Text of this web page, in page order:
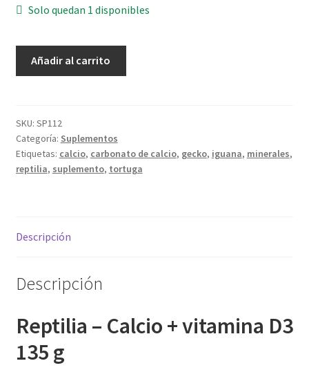
Solo quedan 1 disponibles
vitamina
D3
135
g
Añadir al carrito
SKU: SP112
Categoría: Suplementos
Etiquetas: calcio, carbonato de calcio, gecko, iguana, minerales,
reptilia, suplemento, tortuga
Descripción
Descripción
Reptilia – Calcio + vitamina D3
135 g